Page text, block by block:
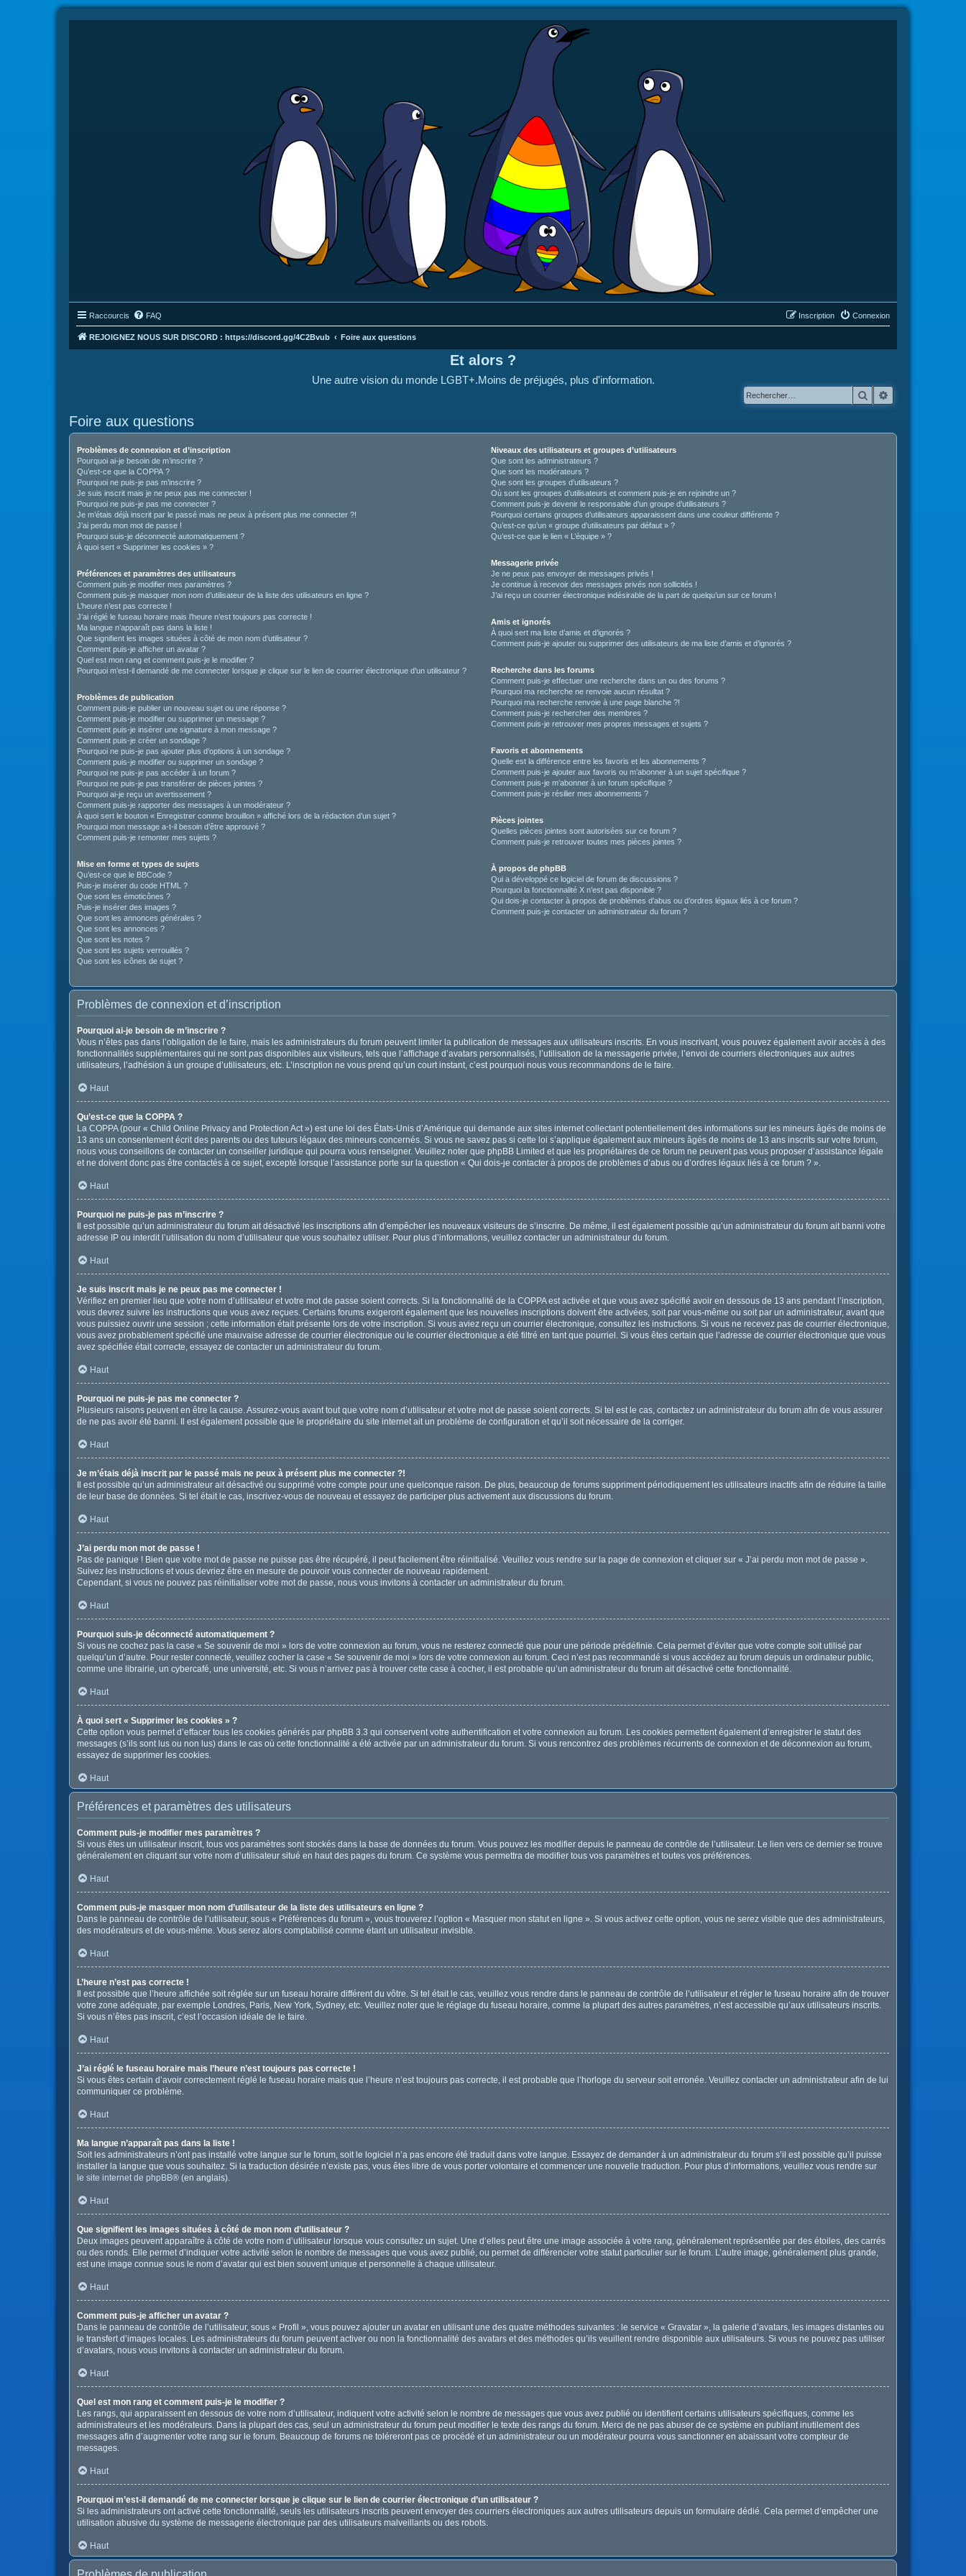
Raccourcis FAQ Connexion
Inscription
REJOIGNEZ NOUS SUR DISCORD : https://discord.gg/4C2Bvub Foire aux questions
Et alors ?
Une autre vision du monde LGBT+.Moins de préjugés, plus d'information.
Rechercher
Foire aux questions
Problèmes de connexion et d’inscription
Pourquoi ai-je besoin de m’inscrire ?
Qu’est-ce que la COPPA ?
Pourquoi ne puis-je pas m’inscrire ?
Je suis inscrit mais je ne peux pas me connecter !
Pourquoi ne puis-je pas me connecter ?
Je m’étais déjà inscrit par le passé mais ne peux à présent plus me connecter ?!
J’ai perdu mon mot de passe !
Pourquoi suis-je déconnecté automatiquement ?
À quoi sert « Supprimer les cookies » ?
Préférences et paramètres des utilisateurs
Comment puis-je modifier mes paramètres ?
Comment puis-je masquer mon nom d’utilisateur de la liste des utilisateurs en ligne ?
L’heure n’est pas correcte !
J’ai réglé le fuseau horaire mais l’heure n’est toujours pas correcte !
Ma langue n’apparaît pas dans la liste !
Que signifient les images situées à côté de mon nom d’utilisateur ?
Comment puis-je afficher un avatar ?
Quel est mon rang et comment puis-je le modifier ?
Pourquoi m’est-il demandé de me connecter lorsque je clique sur le lien de courrier électronique d’un utilisateur ?
Problèmes de publication
Comment puis-je publier un nouveau sujet ou une réponse ?
Comment puis-je modifier ou supprimer un message ?
Comment puis-je insérer une signature à mon message ?
Comment puis-je créer un sondage ?
Pourquoi ne puis-je pas ajouter plus d’options à un sondage ?
Comment puis-je modifier ou supprimer un sondage ?
Pourquoi ne puis-je pas accéder à un forum ?
Pourquoi ne puis-je pas transférer de pièces jointes ?
Pourquoi ai-je reçu un avertissement ?
Comment puis-je rapporter des messages à un modérateur ?
À quoi sert le bouton « Enregistrer comme brouillon » affiché lors de la rédaction d’un sujet ?
Pourquoi mon message a-t-il besoin d’être approuvé ?
Comment puis-je remonter mes sujets ?
Mise en forme et types de sujets
Qu’est-ce que le BBCode ?
Puis-je insérer du code HTML ?
Que sont les émoticônes ?
Puis-je insérer des images ?
Que sont les annonces générales ?
Que sont les annonces ?
Que sont les notes ?
Que sont les sujets verrouillés ?
Que sont les icônes de sujet ?
Niveaux des utilisateurs et groupes d’utilisateurs
Que sont les administrateurs ?
Que sont les modérateurs ?
Que sont les groupes d’utilisateurs ?
Où sont les groupes d’utilisateurs et comment puis-je en rejoindre un ?
Comment puis-je devenir le responsable d’un groupe d’utilisateurs ?
Pourquoi certains groupes d’utilisateurs apparaissent dans une couleur différente ?
Qu’est-ce qu’un « groupe d’utilisateurs par défaut » ?
Qu’est-ce que le lien « L’équipe » ?
Messagerie privée
Je ne peux pas envoyer de messages privés !
Je continue à recevoir des messages privés non sollicités !
J’ai reçu un courrier électronique indésirable de la part de quelqu’un sur ce forum !
Amis et ignorés
À quoi sert ma liste d’amis et d’ignorés ?
Comment puis-je ajouter ou supprimer des utilisateurs de ma liste d’amis et d’ignorés ?
Recherche dans les forums
Comment puis-je effectuer une recherche dans un ou des forums ?
Pourquoi ma recherche ne renvoie aucun résultat ?
Pourquoi ma recherche renvoie à une page blanche ?!
Comment puis-je rechercher des membres ?
Comment puis-je retrouver mes propres messages et sujets ?
Favoris et abonnements
Quelle est la différence entre les favoris et les abonnements ?
Comment puis-je ajouter aux favoris ou m’abonner à un sujet spécifique ?
Comment puis-je m’abonner à un forum spécifique ?
Comment puis-je résilier mes abonnements ?
Pièces jointes
Quelles pièces jointes sont autorisées sur ce forum ?
Comment puis-je retrouver toutes mes pièces jointes ?
À propos de phpBB
Qui a développé ce logiciel de forum de discussions ?
Pourquoi la fonctionnalité X n’est pas disponible ?
Qui dois-je contacter à propos de problèmes d’abus ou d’ordres légaux liés à ce forum ?
Comment puis-je contacter un administrateur du forum ?
Problèmes de connexion et d’inscription
Pourquoi ai-je besoin de m’inscrire ?
Vous n’êtes pas dans l’obligation de le faire, mais les administrateurs du forum peuvent limiter la publication de messages aux utilisateurs inscrits. En vous inscrivant, vous pouvez également avoir accès à des
fonctionnalités supplémentaires qui ne sont pas disponibles aux visiteurs, tels que l’affichage d’avatars personnalisés, l’utilisation de la messagerie privée, l’envoi de courriers électroniques aux autres
utilisateurs, l’adhésion à un groupe d’utilisateurs, etc. L’inscription ne vous prend qu’un court instant, c’est pourquoi nous vous recommandons de le faire.
Haut
Qu’est-ce que la COPPA ?
La COPPA (pour « Child Online Privacy and Protection Act ») est une loi des États-Unis d’Amérique qui demande aux sites internet collectant potentiellement des informations sur les mineurs âgés de moins de
13 ans un consentement écrit des parents ou des tuteurs légaux des mineurs concernés. Si vous ne savez pas si cette loi s’applique également aux mineurs âgés de moins de 13 ans inscrits sur votre forum,
nous vous conseillons de contacter un conseiller juridique qui pourra vous renseigner. Veuillez noter que phpBB Limited et que les propriétaires de ce forum ne peuvent pas vous proposer d’assistance légale
et ne doivent donc pas être contactés à ce sujet, excepté lorsque l’assistance porte sur la question « Qui dois-je contacter à propos de problèmes d’abus ou d’ordres légaux liés à ce forum ? ».
Haut
Pourquoi ne puis-je pas m’inscrire ?
Il est possible qu’un administrateur du forum ait désactivé les inscriptions afin d’empêcher les nouveaux visiteurs de s’inscrire. De même, il est également possible qu’un administrateur du forum ait banni votre
adresse IP ou interdit l’utilisation du nom d’utilisateur que vous souhaitez utiliser. Pour plus d’informations, veuillez contacter un administrateur du forum.
Haut
Je suis inscrit mais je ne peux pas me connecter !
Vérifiez en premier lieu que votre nom d’utilisateur et votre mot de passe soient corrects. Si la fonctionnalité de la COPPA est activée et que vous avez spécifié avoir en dessous de 13 ans pendant l’inscription,
vous devrez suivre les instructions que vous avez reçues. Certains forums exigeront également que les nouvelles inscriptions doivent être activées, soit par vous-même ou soit par un administrateur, avant que
vous puissiez ouvrir une session ; cette information était présente lors de votre inscription. Si vous aviez reçu un courrier électronique, consultez les instructions. Si vous ne recevez pas de courrier électronique,
vous avez probablement spécifié une mauvaise adresse de courrier électronique ou le courrier électronique a été filtré en tant que pourriel. Si vous êtes certain que l’adresse de courrier électronique que vous
avez spécifiée était correcte, essayez de contacter un administrateur du forum.
Haut
Pourquoi ne puis-je pas me connecter ?
Plusieurs raisons peuvent en être la cause. Assurez-vous avant tout que votre nom d’utilisateur et votre mot de passe soient corrects. Si tel est le cas, contactez un administrateur du forum afin de vous assurer
de ne pas avoir été banni. Il est également possible que le propriétaire du site internet ait un problème de configuration et qu’il soit nécessaire de la corriger.
Haut
Je m’étais déjà inscrit par le passé mais ne peux à présent plus me connecter ?!
Il est possible qu’un administrateur ait désactivé ou supprimé votre compte pour une quelconque raison. De plus, beaucoup de forums suppriment périodiquement les utilisateurs inactifs afin de réduire la taille
de leur base de données. Si tel était le cas, inscrivez-vous de nouveau et essayez de participer plus activement aux discussions du forum.
Haut
J’ai perdu mon mot de passe !
Pas de panique ! Bien que votre mot de passe ne puisse pas être récupéré, il peut facilement être réinitialisé. Veuillez vous rendre sur la page de connexion et cliquer sur « J’ai perdu mon mot de passe ».
Suivez les instructions et vous devriez être en mesure de pouvoir vous connecter de nouveau rapidement.
Cependant, si vous ne pouvez pas réinitialiser votre mot de passe, nous vous invitons à contacter un administrateur du forum.
Haut
Pourquoi suis-je déconnecté automatiquement ?
Si vous ne cochez pas la case « Se souvenir de moi » lors de votre connexion au forum, vous ne resterez connecté que pour une période prédéfinie. Cela permet d’éviter que votre compte soit utilisé par
quelqu’un d’autre. Pour rester connecté, veuillez cocher la case « Se souvenir de moi » lors de votre connexion au forum. Ceci n’est pas recommandé si vous accédez au forum depuis un ordinateur public,
comme une librairie, un cybercafé, une université, etc. Si vous n’arrivez pas à trouver cette case à cocher, il est probable qu’un administrateur du forum ait désactivé cette fonctionnalité.
Haut
À quoi sert « Supprimer les cookies » ?
Cette option vous permet d’effacer tous les cookies générés par phpBB 3.3 qui conservent votre authentification et votre connexion au forum. Les cookies permettent également d’enregistrer le statut des
messages (s’ils sont lus ou non lus) dans le cas où cette fonctionnalité a été activée par un administrateur du forum. Si vous rencontrez des problèmes récurrents de connexion et de déconnexion au forum,
essayez de supprimer les cookies.
Haut
Préférences et paramètres des utilisateurs
Comment puis-je modifier mes paramètres ?
Si vous êtes un utilisateur inscrit, tous vos paramètres sont stockés dans la base de données du forum. Vous pouvez les modifier depuis le panneau de contrôle de l’utilisateur. Le lien vers ce dernier se trouve
généralement en cliquant sur votre nom d’utilisateur situé en haut des pages du forum. Ce système vous permettra de modifier tous vos paramètres et toutes vos préférences.
Haut
Comment puis-je masquer mon nom d’utilisateur de la liste des utilisateurs en ligne ?
Dans le panneau de contrôle de l’utilisateur, sous « Préférences du forum », vous trouverez l’option « Masquer mon statut en ligne ». Si vous activez cette option, vous ne serez visible que des administrateurs,
des modérateurs et de vous-même. Vous serez alors comptabilisé comme étant un utilisateur invisible.
Haut
L’heure n’est pas correcte !
Il est possible que l’heure affichée soit réglée sur un fuseau horaire différent du vôtre. Si tel était le cas, veuillez vous rendre dans le panneau de contrôle de l’utilisateur et régler le fuseau horaire afin de trouver
votre zone adéquate, par exemple Londres, Paris, New York, Sydney, etc. Veuillez noter que le réglage du fuseau horaire, comme la plupart des autres paramètres, n’est accessible qu’aux utilisateurs inscrits.
Si vous n’êtes pas inscrit, c’est l’occasion idéale de le faire.
Haut
J’ai réglé le fuseau horaire mais l’heure n’est toujours pas correcte !
Si vous êtes certain d’avoir correctement réglé le fuseau horaire mais que l’heure n’est toujours pas correcte, il est probable que l’horloge du serveur soit erronée. Veuillez contacter un administrateur afin de lui
communiquer ce problème.
Haut
Ma langue n’apparaît pas dans la liste !
Soit les administrateurs n’ont pas installé votre langue sur le forum, soit le logiciel n’a pas encore été traduit dans votre langue. Essayez de demander à un administrateur du forum s’il est possible qu’il puisse
installer la langue que vous souhaitez. Si la traduction désirée n’existe pas, vous êtes libre de vous porter volontaire et commencer une nouvelle traduction. Pour plus d’informations, veuillez vous rendre sur
le site internet de phpBB® (en anglais).
Haut
Que signifient les images situées à côté de mon nom d’utilisateur ?
Deux images peuvent apparaître à côté de votre nom d’utilisateur lorsque vous consultez un sujet. Une d’elles peut être une image associée à votre rang, généralement représentée par des étoiles, des carrés
ou des ronds. Elle permet d’indiquer votre activité selon le nombre de messages que vous avez publié, ou permet de différencier votre statut particulier sur le forum. L’autre image, généralement plus grande,
est une image connue sous le nom d’avatar qui est bien souvent unique et personnelle à chaque utilisateur.
Haut
Comment puis-je afficher un avatar ?
Dans le panneau de contrôle de l’utilisateur, sous « Profil », vous pouvez ajouter un avatar en utilisant une des quatre méthodes suivantes : le service « Gravatar », la galerie d’avatars, les images distantes ou
le transfert d’images locales. Les administrateurs du forum peuvent activer ou non la fonctionnalité des avatars et des méthodes qu’ils veuillent rendre disponible aux utilisateurs. Si vous ne pouvez pas utiliser
d’avatars, nous vous invitons à contacter un administrateur du forum.
Haut
Quel est mon rang et comment puis-je le modifier ?
Les rangs, qui apparaissent en dessous de votre nom d’utilisateur, indiquent votre activité selon le nombre de messages que vous avez publié ou identifient certains utilisateurs spécifiques, comme les
administrateurs et les modérateurs. Dans la plupart des cas, seul un administrateur du forum peut modifier le texte des rangs du forum. Merci de ne pas abuser de ce système en publiant inutilement des
messages afin d’augmenter votre rang sur le forum. Beaucoup de forums ne toléreront pas ce procédé et un administrateur ou un modérateur pourra vous sanctionner en abaissant votre compteur de
messages.
Haut
Pourquoi m’est-il demandé de me connecter lorsque je clique sur le lien de courrier électronique d’un utilisateur ?
Si les administrateurs ont activé cette fonctionnalité, seuls les utilisateurs inscrits peuvent envoyer des courriers électroniques aux autres utilisateurs depuis un formulaire dédié. Cela permet d’empêcher une
utilisation abusive du système de messagerie électronique par des utilisateurs malveillants ou des robots.
Haut